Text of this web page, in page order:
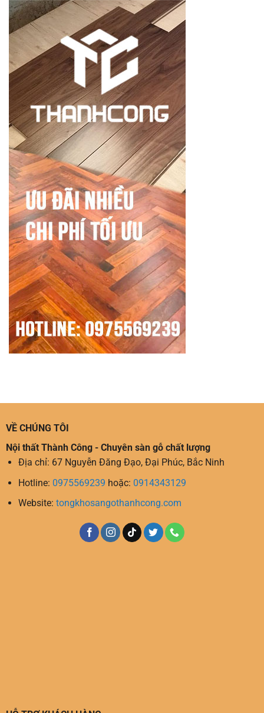
VỀ CHÚNG TÔI
Nội thất Thành Công - Chuyên sàn gỗ chất lượng
Địa chỉ: 67 Nguyễn Đăng Đạo, Đại Phúc, Bắc Ninh
Hotline: 0975569239 hoặc: 0914343129
Website: tongkhosangothanhcong.com